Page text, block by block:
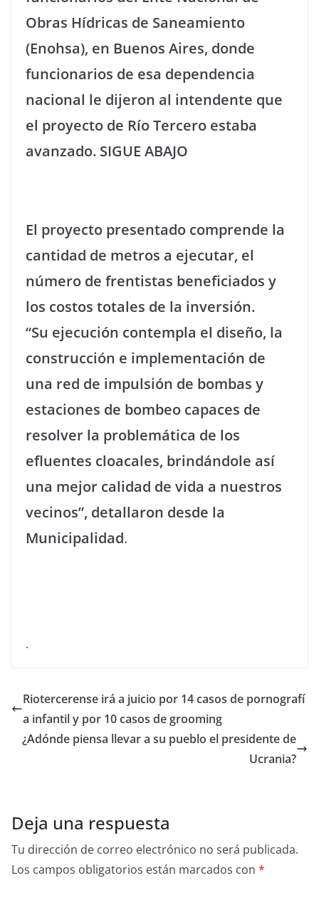
Obras Hídricas de Saneamiento
(Enohsa), en Buenos Aires, donde
funcionarios de esa dependencia
nacional le dijeron al intendente que
el proyecto de Río Tercero estaba
avanzado. SIGUE ABAJO
El proyecto presentado comprende la
cantidad de metros a ejecutar, el
número de frentistas beneficiados y
los costos totales de la inversión.
“Su ejecución contempla el diseño, la
construcción e implementación de
una red de impulsión de bombas y
estaciones de bombeo capaces de
resolver la problemática de los
efluentes cloacales, brindándole así
una mejor calidad de vida a nuestros
vecinos”, detallaron desde la
Municipalidad.
.
Riotercerense irá a juicio por 14 casos de pornografí
a infantil y por 10 casos de grooming
¿Adónde piensa llevar a su pueblo el presidente de
Ucrania?
Deja una respuesta
Tu dirección de correo electrónico no será publicada.
Los campos obligatorios están marcados con *